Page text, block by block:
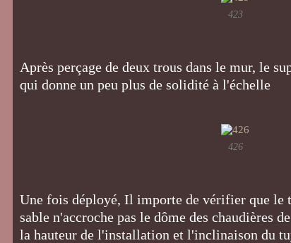
423
Après perçage de deux trous dans le mur, le
qui donne un peu plus de solidité à l'échelle
426
Une fois déployé, Il importe de vérifier que le
sable n'accroche pas le dôme des chaudières
la hauteur de l'installation et l'inclinaison du